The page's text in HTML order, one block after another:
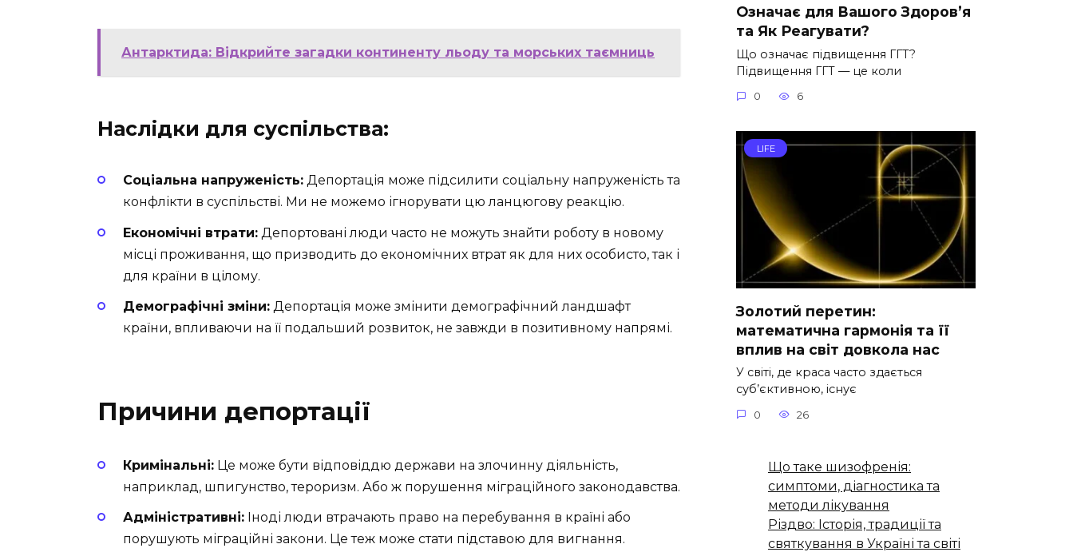
Антарктида: Відкрийте загадки континенту льоду та морських таємниць
Наслідки для суспільства:
Соціальна напруженість: Депортація може підсилити соціальну напруженість та
конфлікти в суспільстві. Ми не можемо ігнорувати цю ланцюгову реакцію.
Економічні втрати: Депортовані люди часто не можуть знайти роботу в новому
місці проживання, що призводить до економічних втрат як для них особисто, так і
для країни в цілому.
Демографічні зміни: Депортація може змінити демографічний ландшафт
країни, впливаючи на її подальший розвиток, не завжди в позитивному напрямі.
Причини депортації
Кримінальні: Це може бути відповіддю держави на злочинну діяльність,
наприклад, шпигунство, тероризм. Або ж порушення міграційного законодавства.
Адміністративні: Іноді люди втрачають право на перебування в країні або
порушують міграційні закони. Це теж може стати підставою для вигнання.
Означає для Вашого Здоров’я
та Як Реагувати?
Що означає підвищення ГГТ?
Підвищення ГГТ — це коли
0 6
LIFE
Золотий перетин:
математична гармонія та її
вплив на світ довкола нас
У світі, де краса часто здається
суб’єктивною, існує
0 26
Що таке шизофренія:
симптоми, діагностика та
методи лікування
Різдво: Історія, традиції та
святкування в Україні та світі